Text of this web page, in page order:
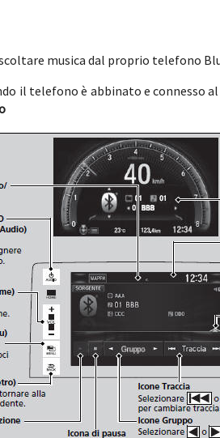
musica dal proprio telefono
il telefono è abbinato e connesso